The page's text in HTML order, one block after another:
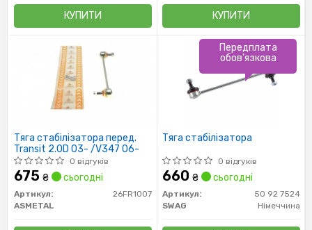
КУПИТИ КУПИТИ
Тяга стабілізатора перед.
Transit 2.0D 03- /V347 06-
0 відгуків
675 ₴ сьогодні
Артикул:
26FR1007
ASMETAL
Тяга стабілізатора
0 відгуків
660 ₴ сьогодні
Артикул:
50 92 7524
SWAG
Німеччина
Передплата
обов'язкова